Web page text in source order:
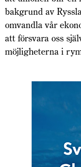
bakgrund av
omvandla vår
att försvara oss
möjligheterna i